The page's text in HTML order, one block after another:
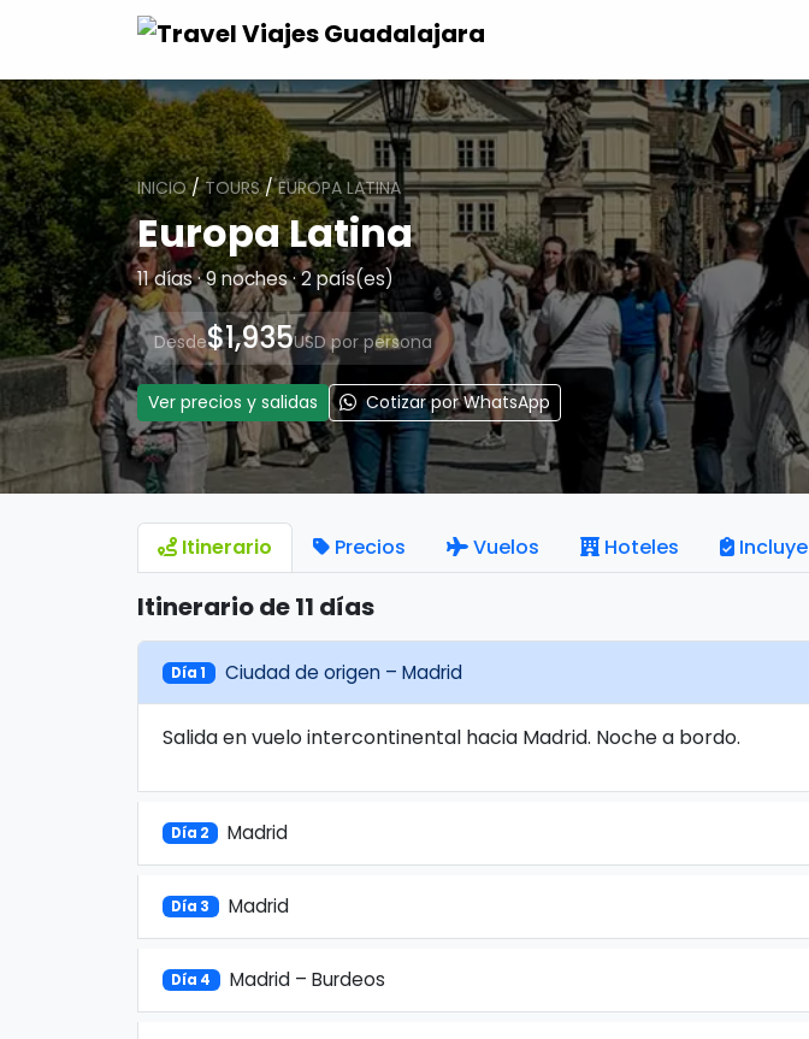
INICIO/TOURS/EUROPA LATINA
Europa Latina
11 días · 9 noches · 2 país(es)
Desde$1,935USD por persona
Ver precios y salidas Cotizar por WhatsApp
Itinerario Precios Vuelos Hoteles Incluye
Itinerario de 11 días
Día 1 Ciudad de origen – Madrid
Salida en vuelo intercontinental hacia Madrid. Noche a bordo.
Día 2 Madrid
Día 3 Madrid
Día 4 Madrid – Burdeos